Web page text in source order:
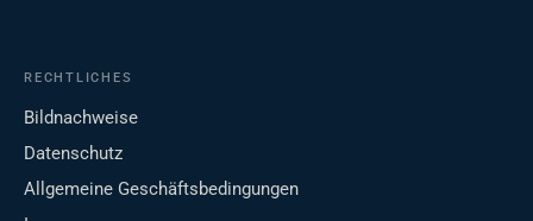
RECHTLICHES
Bildnachweise
Datenschutz
Allgemeine Geschäftsbedingungen